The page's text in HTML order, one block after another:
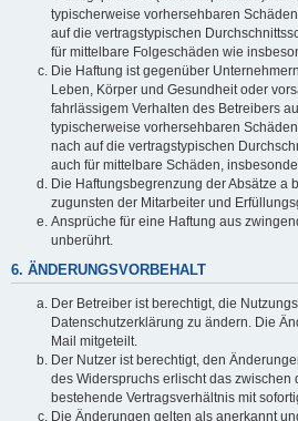
typischerweise vorhersehbaren
auf die vertragstypischen
für mittelbare Folgeschäden wie
Die Haftung ist gegenüber
Leben, Körper und Gesundheit oder
fahrlässigem Verhalten des Betreibers
typischerweise vorhersehbaren
nach auf die vertragstypischen
auch für mittelbare Schäden,
Die Haftungsbegrenzung der Absätze a
zugunsten der Mitarbeiter und
Ansprüche für eine Haftung aus
unberührt.
6. ÄNDERUNGSVORBEHALT
Der Betreiber ist berechtigt, die
Datenschutzerklärung zu ändern. Die
Mail mitgeteilt.
Der Nutzer ist berechtigt, den
des Widerspruchs erlischt das zwischen
bestehende Vertragsverhältnis mit
Die Änderungen gelten als anerkannt